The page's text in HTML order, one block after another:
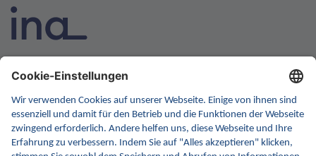
INA ist die nationale Wissensplattform für Interoperabilität.
Gesundheitswesen werden. Dafür erweitern wir
kontinuierlich die Inhalte und Funktionen von INA.